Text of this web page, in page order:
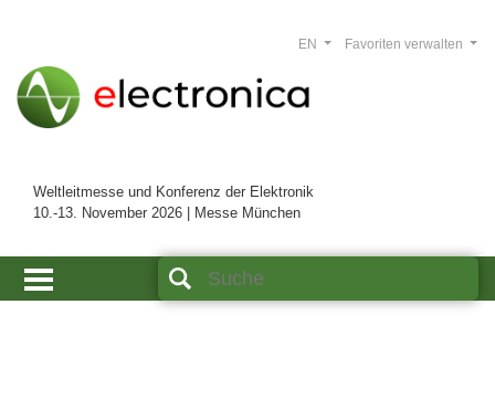
Weltleitmesse und Konferenz der Elektronik
10.-13. November 2026 | Messe München
Favoriten verwalten
EN